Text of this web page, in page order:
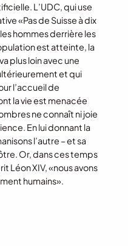
L’UDC, qui use
«Pas de Suisse à dix
hommes derrière les
est atteinte, la
plus loin avec une
et qui
l’accueil de
la vie est menacée
ne connaît ni joie
En lui donnant la
l’autre – et sa
Or, dans ces temps
Léon XIV, «nous avons
humains».